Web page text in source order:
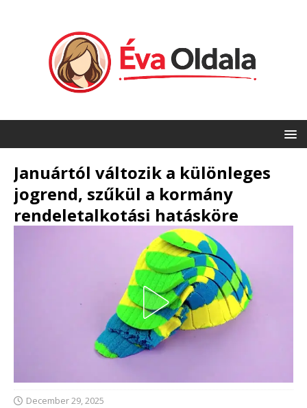
Januártól változik a különleges
jogrend, szűkül a kormány
rendeletalkotási hatásköre
December 29, 2025